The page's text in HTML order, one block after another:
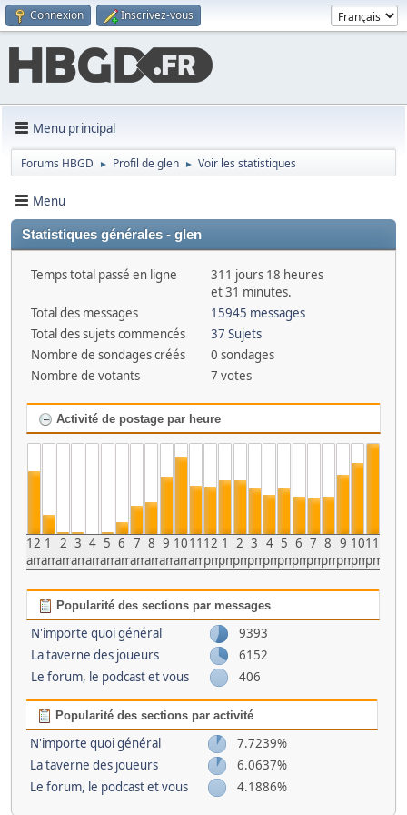
Connexion Inscrivez-vous
Menu principal
Forums HBGD ► Profil de glen ► Voir les statistiques
Menu
Statistiques générales - glen
Temps total passé en ligne
311 jours 18 heures
et 31 minutes.
Total des messages
15945 messages
Total des sujets commencés
37 Sujets
Nombre de sondages créés
0 sondages
Nombre de votants
7 votes
Activité de postage par heure
12
am
1
am
2
am
3
am
4
am
5
am
6
am
7
am
8
am
9
am
10
am
11
am
12
pm
1
pm
2
pm
3
pm
4
pm
5
pm
6
pm
7
pm
8
pm
9
pm
10
pm
11
pm
Popularité des sections par messages
N'importe quoi général
9393
La taverne des joueurs
6152
Le forum, le podcast et vous
406
Popularité des sections par activité
N'importe quoi général
7.7239%
La taverne des joueurs
6.0637%
Le forum, le podcast et vous
4.1886%